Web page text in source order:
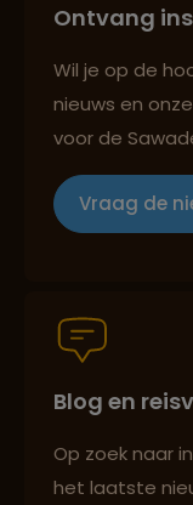
Best
Ontvang
Wil je op de
nieuws en
voor de
Vraag de
Blog en
Op zoek naar
het laatste